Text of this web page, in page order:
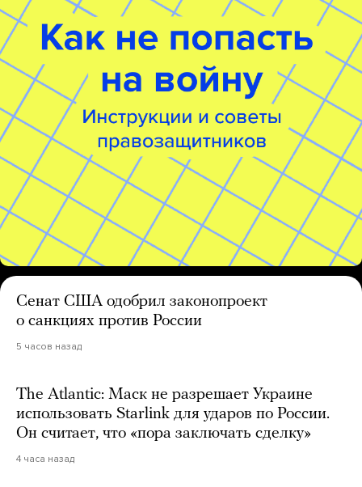
Сенат США одобрил законопроект
о санкциях против России
5 часов назад
The Atlantic: Маск не разрешает Украине
использовать Starlink для ударов по России.
Он считает, что «пора заключать сделку»
4 часа назад